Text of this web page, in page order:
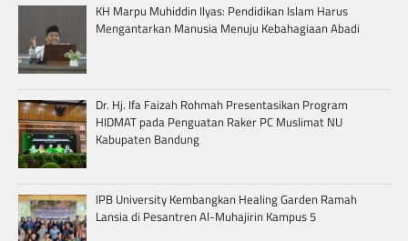
KH Marpu Muhiddin Ilyas: Pendidikan Islam Harus
Mengantarkan Manusia Menuju Kebahagiaan Abadi
Dr. Hj. Ifa Faizah Rohmah Presentasikan Program
HIDMAT pada Penguatan Raker PC Muslimat NU
Kabupaten Bandung
IPB University Kembangkan Healing Garden Ramah
Lansia di Pesantren Al-Muhajirin Kampus 5